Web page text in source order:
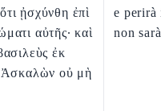
ᾐσχύνθη ἐπὶ
αὐτῆς· καὶ
ἐκ
Ἀσκαλὼν οὐ μὴ
e perirà
non